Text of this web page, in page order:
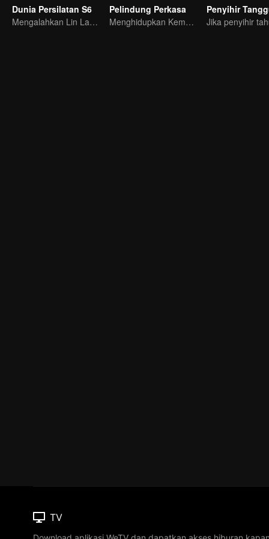
Dunia Persilatan S6
Mengalahkan Lin Langtian, meraih gelar juara.
Pelindung Perkasa
Menghidupkan Kembali Legenda Sui-Tang!
Penyihir
TV